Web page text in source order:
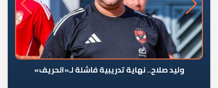
وليد صلاح.. نهاية تدريبية فاشلة لـ«الحريف»